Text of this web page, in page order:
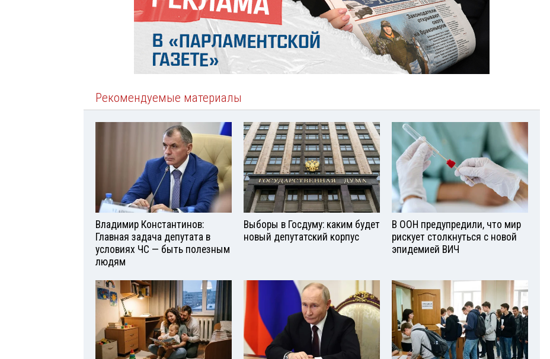
Рекомендуемые материалы
Владимир Константинов:
Главная задача депутата в
условиях ЧС — быть полезным
людям
Выборы в Госдуму: каким будет
новый депутатский корпус
В ООН предупредили, что мир
рискует столкнуться с новой
эпидемией ВИЧ